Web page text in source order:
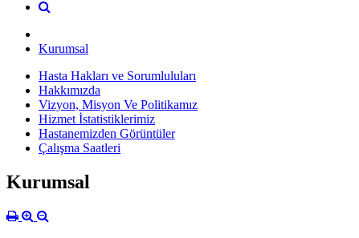
Kurumsal
Hasta Hakları ve Sorumluluları
Hakkımızda
Vizyon, Misyon Ve Politikamız
Hizmet İstatistiklerimiz
Hastanemizden Görüntüler
Çalışma Saatleri
Kurumsal